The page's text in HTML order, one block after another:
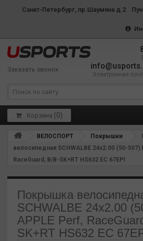
Санкт-Петербург, пр.Шаумяна д.2
Заказать звонок
Электронная
Корзина (0)
ВЕЛОСПОРТ Покрышки
велосипедная SCHWALBE 24x2.00 (50-507)
RaceGuard, B/B-SK+RT HS632 EC 67EPI
Покрышка
SCHWALBE 24x2.00
APPLE Perf,
SK+RT HS632 EC